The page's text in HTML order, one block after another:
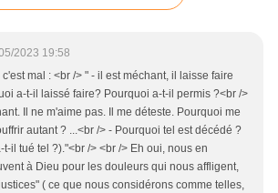
2023 19:58
mal : <br /> " - il est méchant, il laisse faire
a-t-il laissé faire? Pourquoi a-t-il permis ?<br />
Il ne m'aime pas. Il me déteste. Pourquoi me
autant ? ...<br /> - Pourquoi tel est décédé ?
il tué tel ?)."<br /> <br /> Eh oui, nous en
à Dieu pour les douleurs qui nous affligent,
( ce que nous considérons comme telles,